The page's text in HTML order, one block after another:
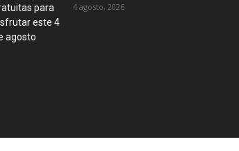
4 agosto, 2026